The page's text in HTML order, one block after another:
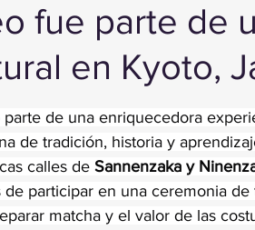
fue parte de
en Kyoto,
parte de una enriquecedora
de tradición, historia y
calles de Sannenzaka y
de participar en una ceremonia
matcha y el valor de las